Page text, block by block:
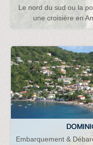
Le nord du sud ou la
une croisière en
Embarquement &